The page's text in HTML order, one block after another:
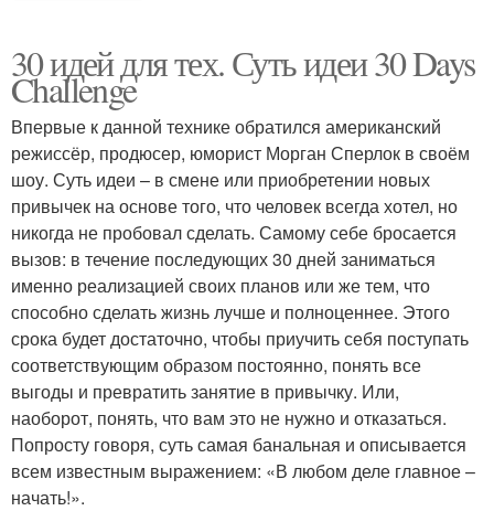
30 идей для тех. Суть идеи 30 Days
Challenge
Впервые к данной технике обратился американский
режиссёр, продюсер, юморист Морган Сперлок в своём
шоу. Суть идеи – в смене или приобретении новых
привычек на основе того, что человек всегда хотел, но
никогда не пробовал сделать. Самому себе бросается
вызов: в течение последующих 30 дней заниматься
именно реализацией своих планов или же тем, что
способно сделать жизнь лучше и полноценнее. Этого
срока будет достаточно, чтобы приучить себя поступать
соответствующим образом постоянно, понять все
выгоды и превратить занятие в привычку. Или,
наоборот, понять, что вам это не нужно и отказаться.
Попросту говоря, суть самая банальная и описывается
всем известным выражением: «В любом деле главное –
начать!».